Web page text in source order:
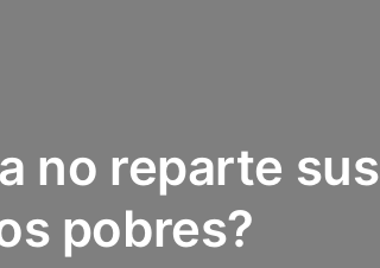
no reparte sus
pobres?